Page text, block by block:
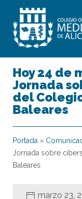
Hoy 24 de
Jornada
del
Baleares
Portada »
Jornada sobre
Baleares
marzo 23,